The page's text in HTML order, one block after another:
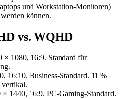
und Workstation-Monitoren)
können.
vs. WQHD
× 1080, 16:9. Standard für
16:10. Business-Standard. 11 %
× 1440, 16:9. PC-Gaming-Standard.